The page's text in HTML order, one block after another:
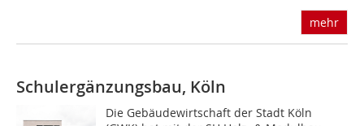
mehr
Schulergänzungsbau, Köln
Die Gebäudewirtschaft der Stadt Köln